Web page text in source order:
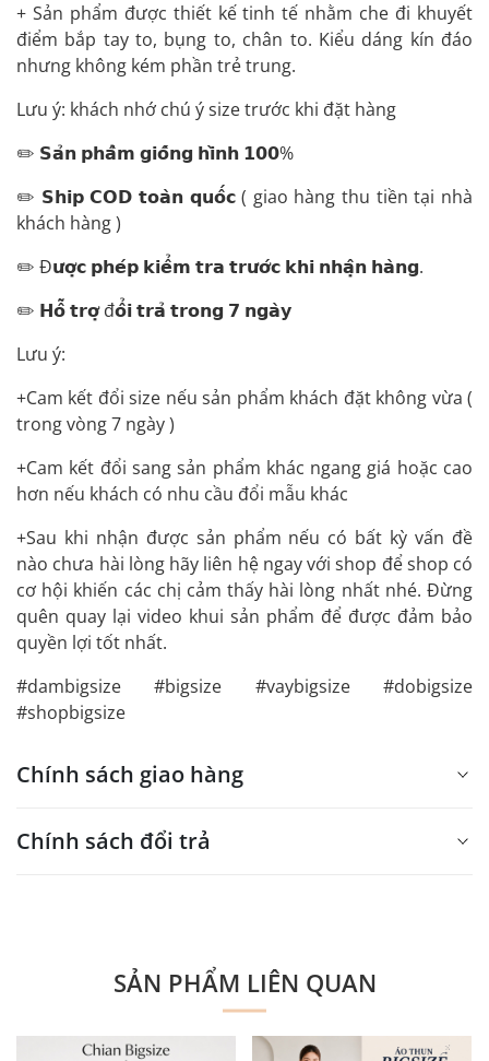
+ Sản phẩm được thiết kế tinh tế nhằm che đi khuyết
điểm bắp tay to, bụng to, chân to. Kiểu dáng kín đáo
nhưng không kém phần trẻ trung.
Lưu ý: khách nhớ chú ý size trước khi đặt hàng
✏️ 𝗦𝗮̉𝗻 𝗽𝗵𝗮̂̉𝗺 𝗴𝗶𝗼̂́𝗻𝗴 𝗵𝗶̀𝗻𝗵 𝟭𝟬𝟬%
✏️ 𝗦𝗵𝗶𝗽 𝗖𝗢𝗗 𝘁𝗼𝗮̀𝗻 𝗾𝘂𝗼̂́𝗰 ( giao hàng thu tiền tại nhà
khách hàng )
✏️ Đ𝘂̛𝗼̛̣𝗰 𝗽𝗵𝗲́𝗽 𝗸𝗶𝗲̂̉𝗺 𝘁𝗿𝗮 𝘁𝗿𝘂̛𝗼̛́𝗰 𝗸𝗵𝗶 𝗻𝗵𝗮̣̂𝗻 𝗵𝗮̀𝗻𝗴.
✏️ 𝗛𝗼̂̃ 𝘁𝗿𝗼̛̣ đ𝗼̂̉𝗶 𝘁𝗿𝗮̉ 𝘁𝗿𝗼𝗻𝗴 𝟳 𝗻𝗴𝗮̀𝘆
Lưu ý:
+Cam kết đổi size nếu sản phẩm khách đặt không vừa (
trong vòng 7 ngày )
+Cam kết đổi sang sản phẩm khác ngang giá hoặc cao
hơn nếu khách có nhu cầu đổi mẫu khác
+Sau khi nhận được sản phẩm nếu có bất kỳ vấn đề
nào chưa hài lòng hãy liên hệ ngay với shop để shop có
cơ hội khiến các chị cảm thấy hài lòng nhất nhé. Đừng
quên quay lại video khui sản phẩm để được đảm bảo
quyền lợi tốt nhất.
#dambigsize #bigsize #vaybigsize #dobigsize
#shopbigsize
Chính sách giao hàng
Xin mời nhập nội dungtại đây
Chính sách đổi trả
SẢN PHẨM LIÊN QUAN